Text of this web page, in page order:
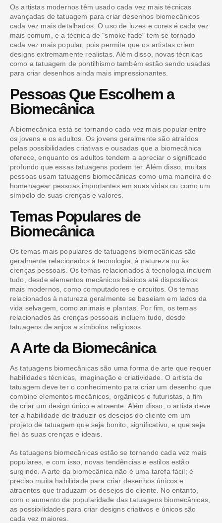
Os artistas modernos têm usado cada vez mais técnicas
avançadas de tatuagem para criar desenhos biomecânicos
cada vez mais detalhados. O uso de luzes e cores é cada vez
mais comum, e a técnica de "smoke fade" tem se tornado
cada vez mais popular, pois permite que os artistas criem
designs extremamente realistas. Além disso, novas técnicas
como a tatuagem de pontilhismo também estão sendo usadas
para criar desenhos ainda mais impressionantes.
Pessoas Que Escolhem a
Biomecânica
A biomecânica está se tornando cada vez mais popular entre
os jovens e os adultos. Os jovens geralmente são atraídos
pelas possibilidades criativas e ousadas que a biomecânica
oferece, enquanto os adultos tendem a apreciar o significado
profundo que essas tatuagens podem ter. Além disso, muitas
pessoas usam tatuagens biomecânicas como uma maneira de
homenagear pessoas importantes em suas vidas ou como um
símbolo de suas crenças e valores.
Temas Populares de
Biomecânica
Os temas mais populares de tatuagens biomecânicas são
geralmente relacionados à tecnologia, à natureza ou às
crenças pessoais. Os temas relacionados à tecnologia incluem
tudo, desde elementos mecânicos básicos até dispositivos
mais modernos, como computadores e circuitos. Os temas
relacionados à natureza geralmente se baseiam em lados da
vida selvagem, como animais e plantas. Por fim, os temas
relacionados às crenças pessoais incluem tudo, desde
tatuagens de anjos a símbolos religiosos.
A Arte da Biomecânica
As tatuagens biomecânicas são uma forma de arte que requer
habilidades técnicas, imaginação e criatividade. O artista de
tatuagem deve ter o conhecimento para criar um desenho que
combine elementos mecânicos, orgânicos e futuristas, a fim
de criar um design único e atraente. Além disso, o artista deve
ter a habilidade de traduzir os desejos do cliente em um
projeto de tatuagem que seja bonito, significativo, e que seja
fiel às suas crenças e ideais.
As tatuagens biomecânicas estão se tornando cada vez mais
populares, e com isso, novas tendências e estilos estão
surgindo. A arte da biomecânica não é uma tarefa fácil; é
preciso muita habilidade para criar desenhos únicos e
atraentes que traduzam os desejos do cliente. No entanto,
com o aumento da popularidade das tatuagens biomecânicas,
as possibilidades para criar designs criativos e únicos são
cada vez maiores.